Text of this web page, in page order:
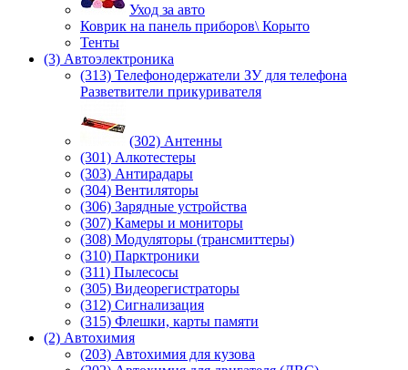
Уход за авто
Коврик на панель приборов\ Корыто
Тенты
(3) Автоэлектроника
(313) Телефонодержатели ЗУ для телефона
Разветвители прикуривателя
(302) Антенны
(301) Алкотестеры
(303) Антирадары
(304) Вентиляторы
(306) Зарядные устройства
(307) Камеры и мониторы
(308) Модуляторы (трансмиттеры)
(310) Парктроники
(311) Пылесосы
(305) Видеорегистраторы
(312) Сигнализация
(315) Флешки, карты памяти
(2) Автохимия
(203) Автохимия для кузова